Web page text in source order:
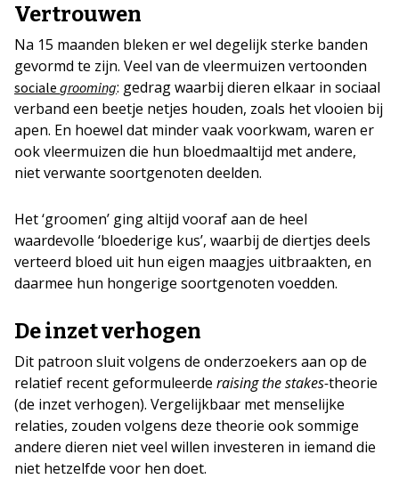
Vertrouwen
Na 15 maanden bleken er wel degelijk sterke banden
gevormd te zijn. Veel van de vleermuizen vertoonden
sociale grooming: gedrag waarbij dieren elkaar in sociaal
verband een beetje netjes houden, zoals het vlooien bij
apen. En hoewel dat minder vaak voorkwam, waren er
ook vleermuizen die hun bloedmaaltijd met andere,
niet verwante soortgenoten deelden.
Het ‘groomen’ ging altijd vooraf aan de heel
waardevolle ‘bloederige kus’, waarbij de diertjes deels
verteerd bloed uit hun eigen maagjes uitbraakten, en
daarmee hun hongerige soortgenoten voedden.
De inzet verhogen
Dit patroon sluit volgens de onderzoekers aan op de
relatief recent geformuleerde raising the stakes-theorie
(de inzet verhogen). Vergelijkbaar met menselijke
relaties, zouden volgens deze theorie ook sommige
andere dieren niet veel willen investeren in iemand die
niet hetzelfde voor hen doet.